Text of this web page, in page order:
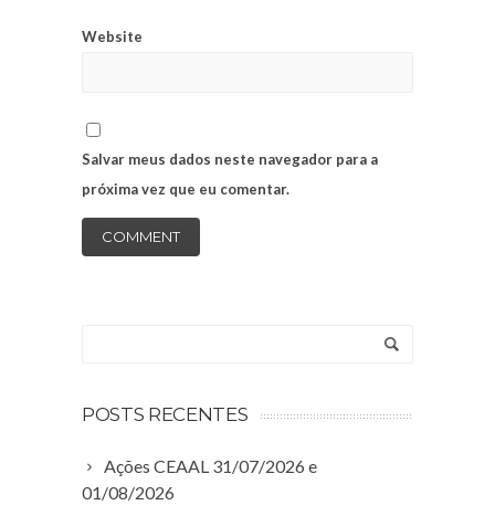
Website
Salvar meus dados neste navegador para a
próxima vez que eu comentar.
POSTS RECENTES
Ações CEAAL 31/07/2026 e
01/08/2026